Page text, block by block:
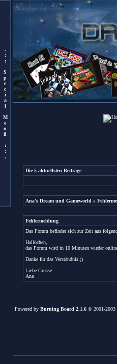
.
:
:
S
p
e
c
i
a
l
M
e
n
ü
:
:
.
Die 5 aktuellsten Beiträge
Ana's Dream und Gameworld »
Fehlermeldung
Das Forum befindet sich zur Zeit aus
Hallöchen,
das Forum wird in 10 Minuten wieder
Danke für das Verständnis.;)
Liebe Grüsse
Ana
Powered by Burning Board 2.1.6© 2001-2003